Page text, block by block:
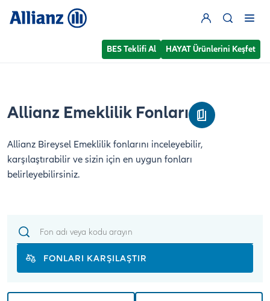
BES Teklifi Al HAYAT Ürünlerini Keşfet
Allianz Emeklilik Fonları
Allianz Bireysel Emeklilik fonlarını inceleyebilir,
karşılaştırabilir ve sizin için en uygun fonları
belirleyebilirsiniz.
FONLARI KARŞILAŞTIR